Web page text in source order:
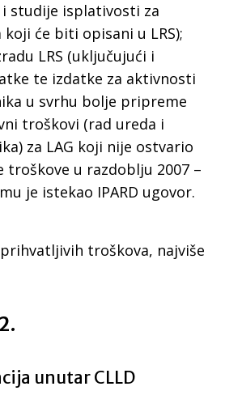
i studije isplativosti za
će biti opisani u LRS);
LRS (uključujući i
te izdatke za aktivnosti
u svrhu bolje pripreme
troškovi (rad ureda i
za LAG koji nije ostvario
troškove u razdoblju 2007 –
je istekao IPARD ugovor.
troškova, najviše
unutar CLLD